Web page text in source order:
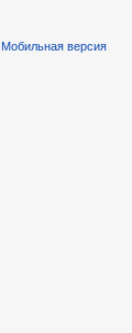
Мобильная версия